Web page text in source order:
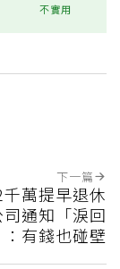
不實用
下一篇
萬提早退休
通知「淚回
有錢也碰壁